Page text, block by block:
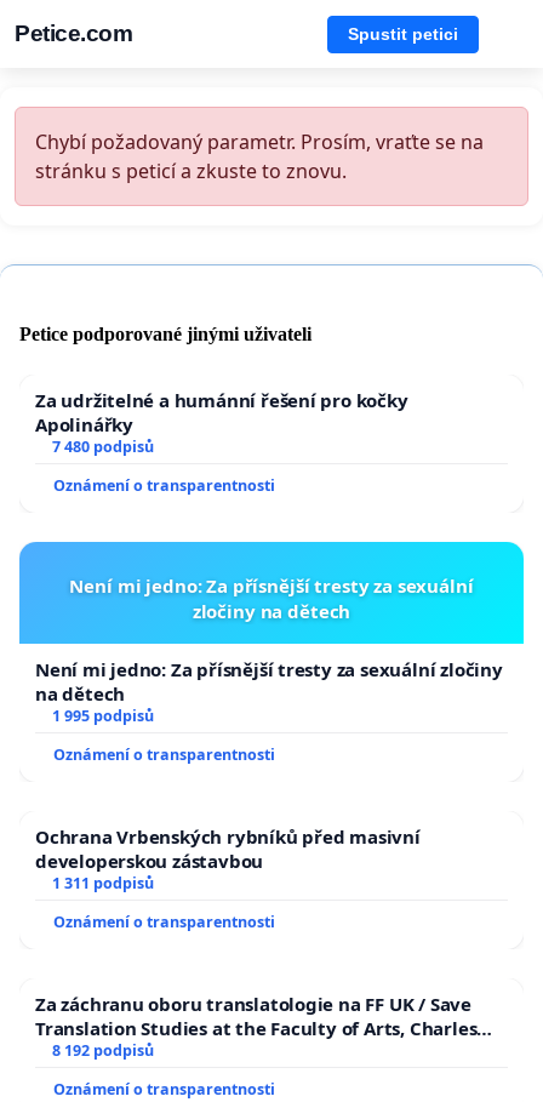
Petice.com Spustit petici
Chybí požadovaný parametr. Prosím, vraťte se na
stránku s peticí a zkuste to znovu.
Petice podporované jinými uživateli
Za udržitelné a humánní řešení pro kočky
Apolinářky
7 480 podpisů
Oznámení o transparentnosti
Není mi jedno: Za přísnější tresty za sexuální
zločiny na dětech
Není mi jedno: Za přísnější tresty za sexuální zločiny
na dětech
1 995 podpisů
Oznámení o transparentnosti
Ochrana Vrbenských rybníků před masivní
developerskou zástavbou
1 311 podpisů
Oznámení o transparentnosti
Za záchranu oboru translatologie na FF UK / Save
Translation Studies at the Faculty of Arts, Charles
University
8 192 podpisů
Oznámení o transparentnosti